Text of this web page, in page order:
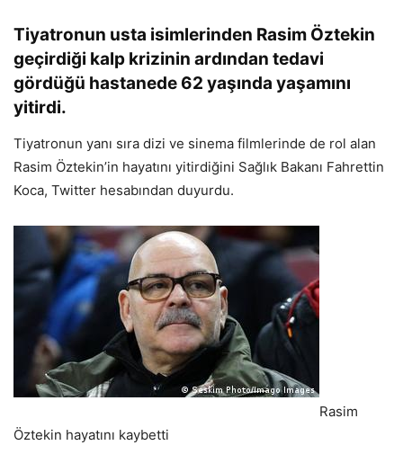
Tiyatronun usta isimlerinden Rasim Öztekin
geçirdiği kalp krizinin ardından tedavi
gördüğü hastanede 62 yaşında yaşamını
yitirdi.
Tiyatronun yanı sıra dizi ve sinema filmlerinde de rol alan
Rasim Öztekin’in hayatını yitirdiğini Sağlık Bakanı Fahrettin
Koca, Twitter hesabından duyurdu.
Rasim
Öztekin hayatını kaybetti